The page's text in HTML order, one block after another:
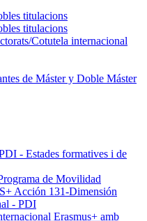
titulacions
titulacions
Cotutela internacional
de Máster y Doble Máster
- Estades formatives i de
de Movilidad
Acción 131-Dimensión
- PDI
Erasmus+ amb